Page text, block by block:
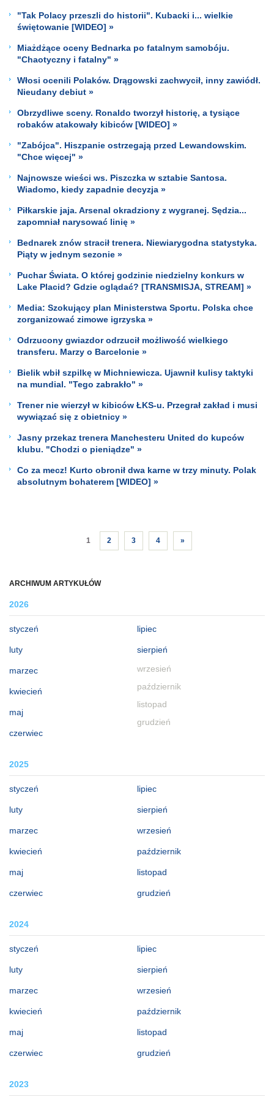
ARCHIWUM ARTYKUŁÓW
2026
styczeń
luty
marzec
kwiecień
maj
czerwiec
lipiec
sierpień
wrzesień
październik
listopad
grudzień
2025
styczeń
luty
marzec
kwiecień
maj
czerwiec
lipiec
sierpień
wrzesień
październik
listopad
grudzień
2024
styczeń
luty
marzec
kwiecień
maj
czerwiec
lipiec
sierpień
wrzesień
październik
listopad
grudzień
2023
"Tak Polacy przeszli do historii". Kubacki i... wielkie
świętowanie [WIDEO] »
Miażdżące oceny Bednarka po fatalnym samobóju.
"Chaotyczny i fatalny" »
Włosi ocenili Polaków. Drągowski zachwycił, inny zawiódł.
Nieudany debiut »
Obrzydliwe sceny. Ronaldo tworzył historię, a tysiące
robaków atakowały kibiców [WIDEO] »
"Zabójca". Hiszpanie ostrzegają przed Lewandowskim.
"Chce więcej" »
Najnowsze wieści ws. Piszczka w sztabie Santosa.
Wiadomo, kiedy zapadnie decyzja »
Piłkarskie jaja. Arsenal okradziony z wygranej. Sędzia...
zapomniał narysować linię »
Bednarek znów stracił trenera. Niewiarygodna statystyka.
Piąty w jednym sezonie »
Puchar Świata. O której godzinie niedzielny konkurs w
Lake Placid? Gdzie oglądać? [TRANSMISJA, STREAM] »
Media: Szokujący plan Ministerstwa Sportu. Polska chce
zorganizować zimowe igrzyska »
Odrzucony gwiazdor odrzucił możliwość wielkiego
transferu. Marzy o Barcelonie »
Bielik wbił szpilkę w Michniewicza. Ujawnił kulisy taktyki
na mundial. "Tego zabrakło" »
Trener nie wierzył w kibiców ŁKS-u. Przegrał zakład i musi
wywiązać się z obietnicy »
Jasny przekaz trenera Manchesteru United do kupców
klubu. "Chodzi o pieniądze" »
Co za mecz! Kurto obronił dwa karne w trzy minuty. Polak
absolutnym bohaterem [WIDEO] »
1 2 3 4 »